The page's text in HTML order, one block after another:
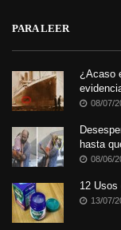
PARA LEER
¿Acaso
08/07/
hasta
08/06/
12
13/07/